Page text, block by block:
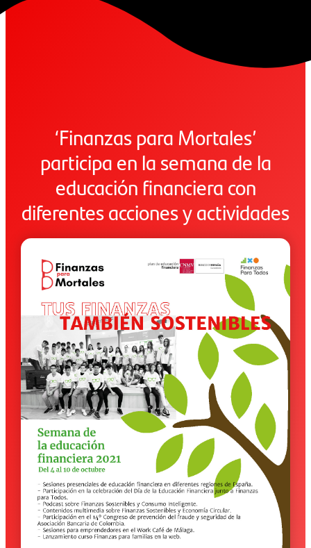
‘Finanzas para Mortales’
participa en la semana de la
educación financiera con
diferentes acciones y actividades